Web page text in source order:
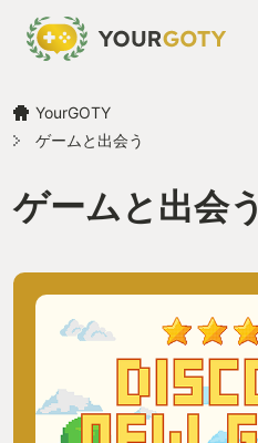
YourGOTY
ゲームと出会う
ゲームと出会う